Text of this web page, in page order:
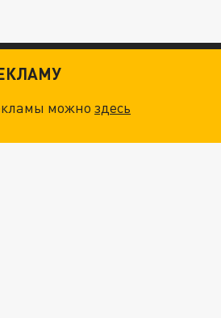
можноздесь